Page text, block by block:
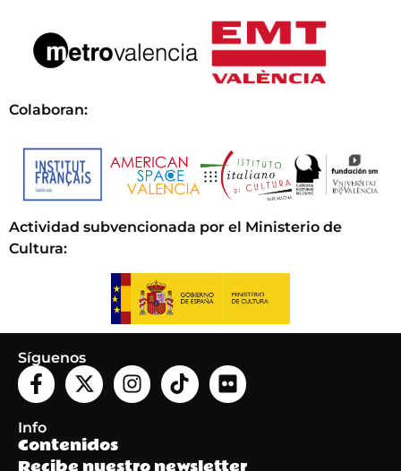
Colaboran:
Actividad subvencionada por el Ministerio de
Cultura:
Síguenos
Info
Contenidos